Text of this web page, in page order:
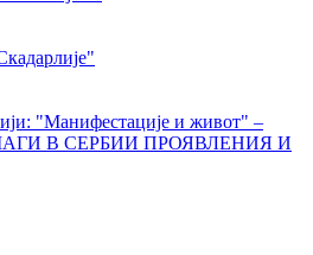
"Манифестације и живот" –
В СЕРБИИ ПРОЯВЛЕНИЯ И